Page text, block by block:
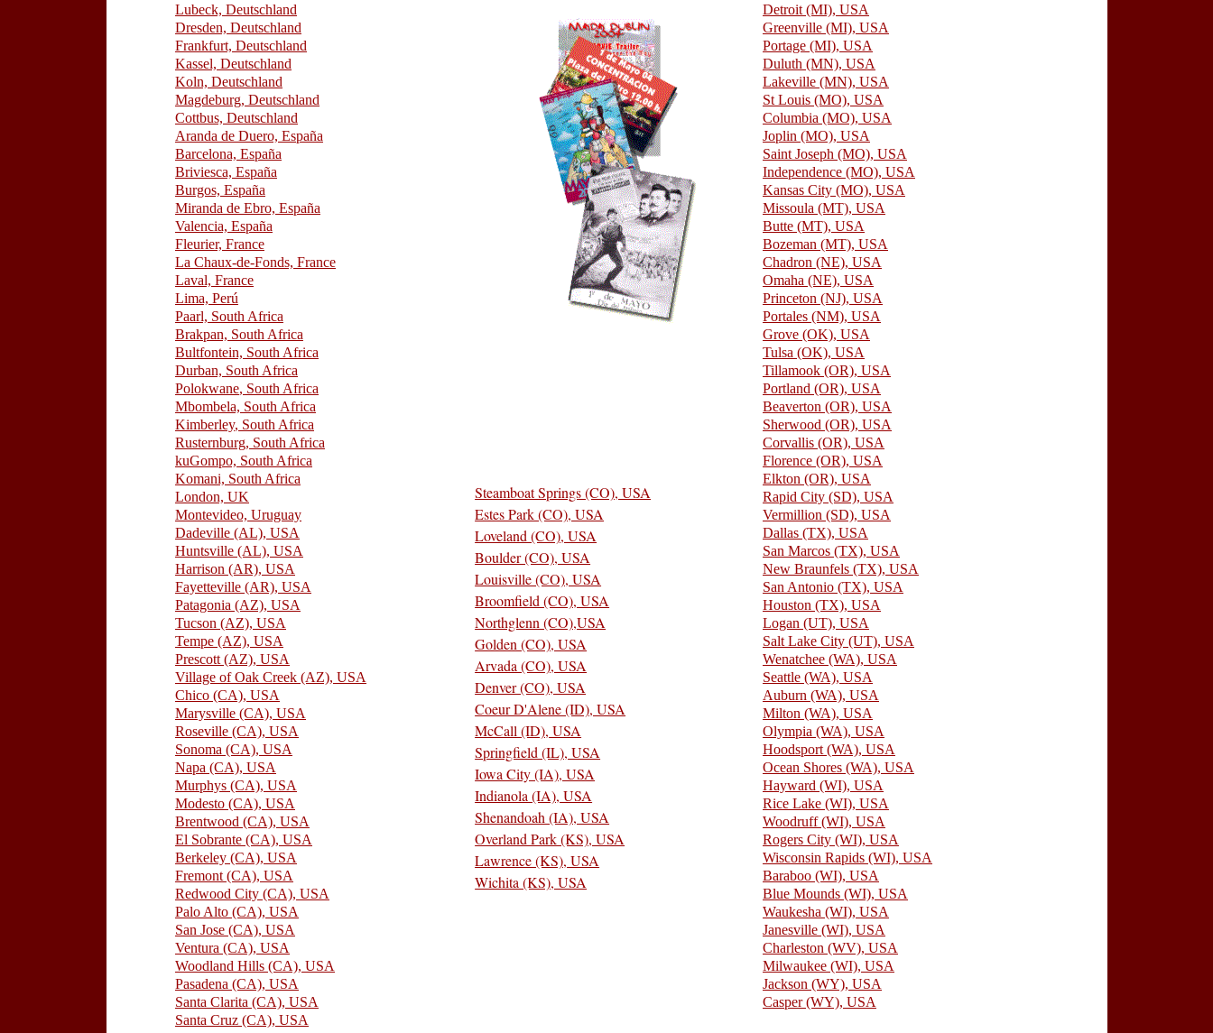
Lubeck, Deutschland
Dresden, Deutschland
Frankfurt, Deutschland
Kassel, Deutschland
Koln, Deutschland
Magdeburg, Deutschland
Cottbus, Deutschland
Aranda de Duero, España
Barcelona, España
Briviesca, España
Burgos, España
Miranda de Ebro, España
Valencia, España
Fleurier, France
La Chaux-de-Fonds, France
Laval, France
Lima, Perú
Paarl, South Africa
Brakpan, South Africa
Bultfontein, South Africa
Durban, South Africa
Polokwane, South Africa
Mbombela, South Africa
Kimberley, South Africa
Rusternburg, South Africa
kuGompo, South Africa
Komani, South Africa
London, UK
Montevideo, Uruguay
Dadeville (AL), USA
Huntsville (AL), USA
Harrison (AR), USA
Fayetteville (AR), USA
Patagonia (AZ), USA
Tucson (AZ), USA
Tempe (AZ), USA
Prescott (AZ), USA
Village of Oak Creek (AZ), USA
Chico (CA), USA
Marysville (CA), USA
Roseville (CA), USA
Sonoma (CA), USA
Napa (CA), USA
Murphys (CA), USA
Modesto (CA), USA
Brentwood (CA), USA
El Sobrante (CA), USA
Berkeley (CA), USA
Fremont (CA), USA
Redwood City (CA), USA
Palo Alto (CA), USA
San Jose (CA), USA
Ventura (CA), USA
Woodland Hills (CA), USA
Pasadena (CA), USA
Santa Clarita (CA), USA
Santa Cruz (CA), USA
Steamboat Springs (CO), USA
Estes Park (CO), USA
Loveland (CO), USA
Boulder (CO), USA
Louisville (CO), USA
Broomfield (CO), USA
Northglenn (CO),USA
Golden (CO), USA
Arvada (CO), USA
Denver (CO), USA
Coeur D'Alene (ID), USA
McCall (ID), USA
Springfield (IL), USA
Iowa City (IA), USA
Indianola (IA), USA
Shenandoah (IA), USA
Overland Park (KS), USA
Lawrence (KS), USA
Wichita (KS), USA
Detroit (MI), USA
Greenville (MI), USA
Portage (MI), USA
Duluth (MN), USA
Lakeville (MN), USA
St Louis (MO), USA
Columbia (MO), USA
Joplin (MO), USA
Saint Joseph (MO), USA
Independence (MO), USA
Kansas City (MO), USA
Missoula (MT), USA
Butte (MT), USA
Bozeman (MT), USA
Chadron (NE), USA
Omaha (NE), USA
Princeton (NJ), USA
Portales (NM), USA
Grove (OK), USA
Tulsa (OK), USA
Tillamook (OR), USA
Portland (OR), USA
Beaverton (OR), USA
Sherwood (OR), USA
Corvallis (OR), USA
Florence (OR), USA
Elkton (OR), USA
Rapid City (SD), USA
Vermillion (SD), USA
Dallas (TX), USA
San Marcos (TX), USA
New Braunfels (TX), USA
San Antonio (TX), USA
Houston (TX), USA
Logan (UT), USA
Salt Lake City (UT), USA
Wenatchee (WA), USA
Seattle (WA), USA
Auburn (WA), USA
Milton (WA), USA
Olympia (WA), USA
Hoodsport (WA), USA
Ocean Shores (WA), USA
Hayward (WI), USA
Rice Lake (WI), USA
Woodruff (WI), USA
Rogers City (WI), USA
Wisconsin Rapids (WI), USA
Baraboo (WI), USA
Blue Mounds (WI), USA
Waukesha (WI), USA
Janesville (WI), USA
Charleston (WV), USA
Milwaukee (WI), USA
Jackson (WY), USA
Casper (WY), USA